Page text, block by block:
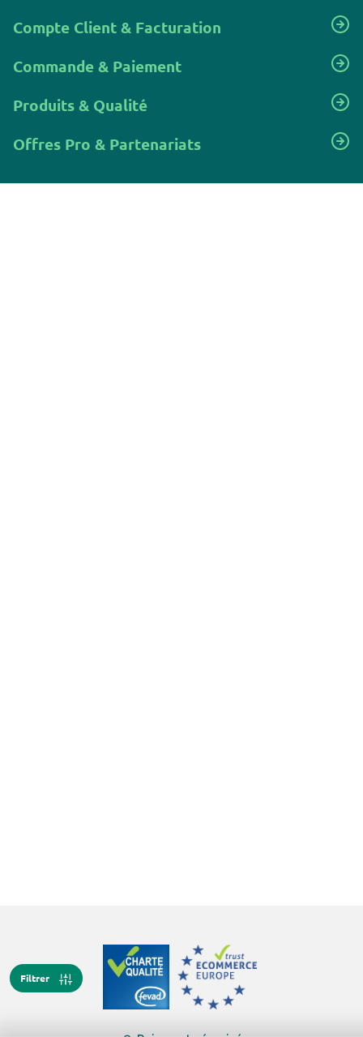
Filtrer
Compte Client & Facturation
Commande & Paiement
Produits & Qualité
Offres Pro & Partenariats